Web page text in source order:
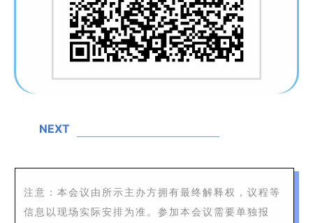
NEXT
注意：本会议由所示主办方拥有最终解释权，议程等
信息以现场实际安排为准。参加本会议需要单独报